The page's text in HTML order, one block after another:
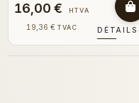
16,00 € HTVA
19,36 € TVAC DÉTAILS